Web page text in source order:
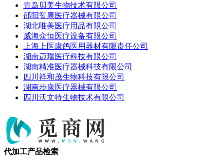
青岛贝美生物技术有限公司
邵阳智康医疗器械有限公司
湖北唯美医疗用品有限公司
威海众恒医疗设备有限公司
上海上医康鸽医用器材有限责任公司
湖南迈瑞医疗科技有限公司
湖南精准医疗器械科技有限公司
四川祥和茂生物科技有限公司
湖南步康医疗器械有限公司
四川沃文特生物技术有限公司
代加工产品检索